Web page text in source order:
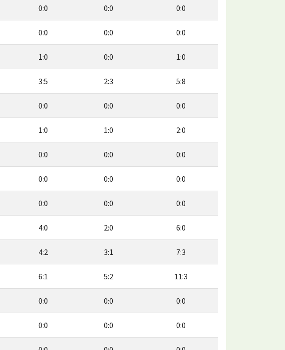
0:0 0:0 0:0
0:0 0:0 0:0
1:0 0:0 1:0
3:5 2:3 5:8
0:0 0:0 0:0
1:0 1:0 2:0
0:0 0:0 0:0
0:0 0:0 0:0
0:0 0:0 0:0
4:0 2:0 6:0
4:2 3:1 7:3
6:1 5:2 11:3
0:0 0:0 0:0
0:0 0:0 0:0